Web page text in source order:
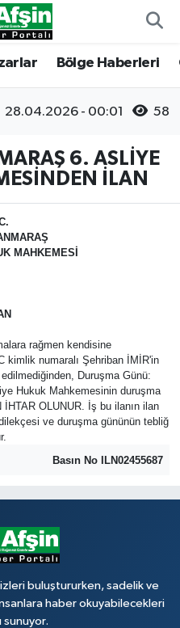
Bölge Haberleri
28.04.2026 - 00:01 58
6. ASLİYE
İLAN
MAHKEMESİ
rağmen kendisine
kimlik numaralı Şehriban İMİR'in
Duruşma Günü:
Hukuk Mahkemesinin duruşma
İHTAR OLUNUR. İş bu ilanın ilan
ve duruşma gününün tebliğ
Basın No ILN02455687
buluştururken, sadelik ve
haber okuyabilecekleri
sunuyor.
Eczaneler
Yoğunluk Haritası
ve Fikstür